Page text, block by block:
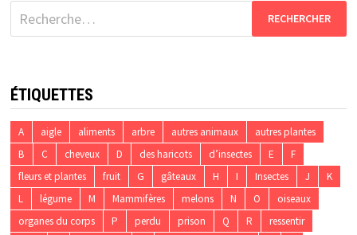
Rechercher :
ÉTIQUETTES
A aigle aliments arbre autres animaux
autres plantes
B
C cheveux D des haricots d’insectes E
F
fleurs et plantes
fruit G gâteaux H I Insectes J
K
L
légume M Mammifères melons N O
oiseaux
organes du corps
P perdu prison Q R
ressentir